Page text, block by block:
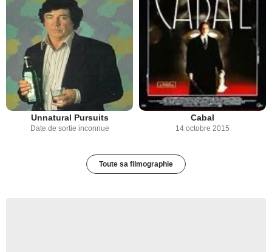
Unnatural Pursuits
Date de sortie inconnue
Cabal
14 octobre 2015
Toute sa filmographie